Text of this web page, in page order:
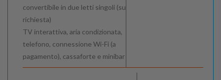
convertibile in due letti singoli (su
richiesta)
TV interattiva, aria condizionata,
telefono, connessione Wi-Fi (a
pagamento), cassaforte e minibar